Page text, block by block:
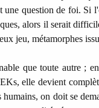
une question de foi. Si
alors il serait
jeu, métamorphes
que toute autre ;
elle devient
humains, on doit se